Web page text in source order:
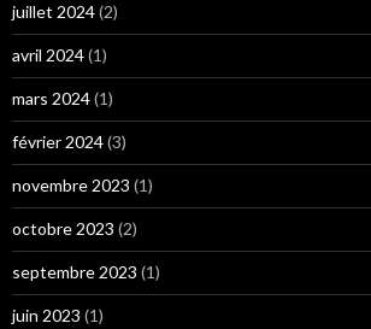
juillet 2024(2)
avril 2024(1)
mars 2024(1)
février 2024(3)
novembre 2023 (1)
octobre 2023 (2)
septembre 2023 (1)
juin 2023 (1)